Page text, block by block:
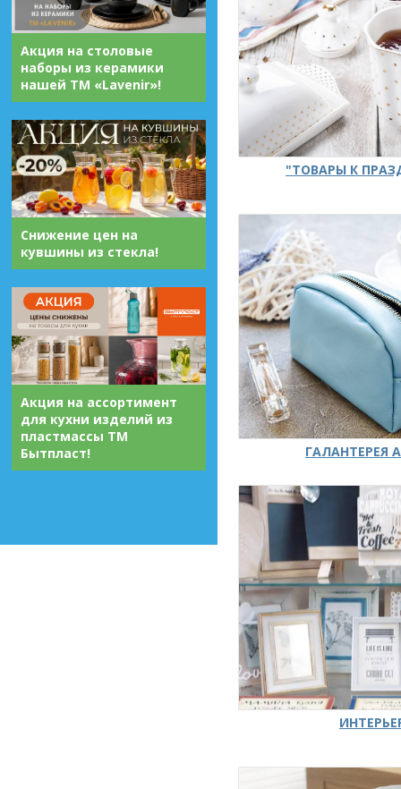
Акция на столовые
наборы из керамики
нашей ТМ «Lavenir»!
Снижение цен на
кувшины из стекла!
Акция на ассортимент
для кухни изделий из
пластмассы ТМ
Бытпласт!
"ТОВАРЫ К
ГАЛАНТЕРЕЯ